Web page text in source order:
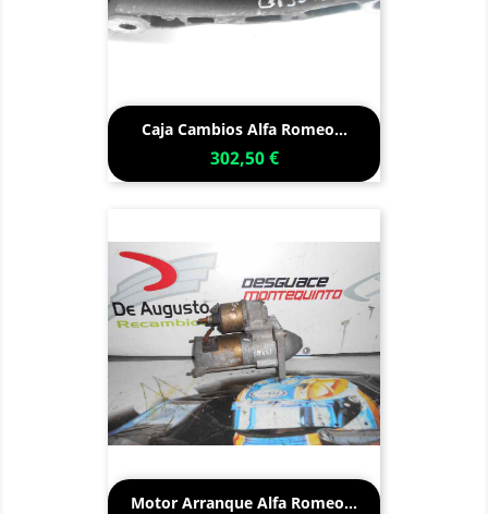
Caja Cambios Alfa Romeo...
302,50 €
Motor Arranque Alfa Romeo...